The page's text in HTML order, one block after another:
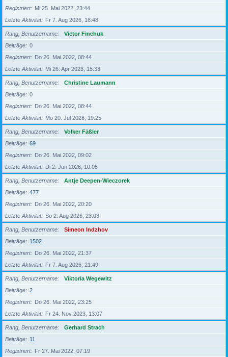
Registriert
Mi 25. Mai 2022, 23:44
Letzte Aktivität
Fr 7. Aug 2026, 16:48
Rang, Benutzername
Victor Finchuk
Beiträge
0
Registriert
Do 26. Mai 2022, 08:44
Letzte Aktivität
Mi 26. Apr 2023, 15:33
Rang, Benutzername
Christine Laumann
Beiträge
0
Registriert
Do 26. Mai 2022, 08:44
Letzte Aktivität
Mo 20. Jul 2026, 19:25
Rang, Benutzername
Volker Fäßler
Beiträge
69
Registriert
Do 26. Mai 2022, 09:02
Letzte Aktivität
Di 2. Jun 2026, 10:05
Rang, Benutzername
Antje Deepen-Wieczorek
Beiträge
477
Registriert
Do 26. Mai 2022, 20:20
Letzte Aktivität
So 2. Aug 2026, 23:03
Rang, Benutzername
Simeon Indzhov
Beiträge
1502
Registriert
Do 26. Mai 2022, 21:37
Letzte Aktivität
Fr 7. Aug 2026, 21:49
Rang, Benutzername
Viktoria Wegewitz
Beiträge
2
Registriert
Do 26. Mai 2022, 23:25
Letzte Aktivität
Fr 24. Nov 2023, 13:07
Rang, Benutzername
Gerhard Strach
Beiträge
11
Registriert
Fr 27. Mai 2022, 07:19